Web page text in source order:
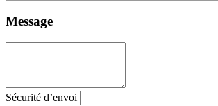
Message
Sécurité d’envoi